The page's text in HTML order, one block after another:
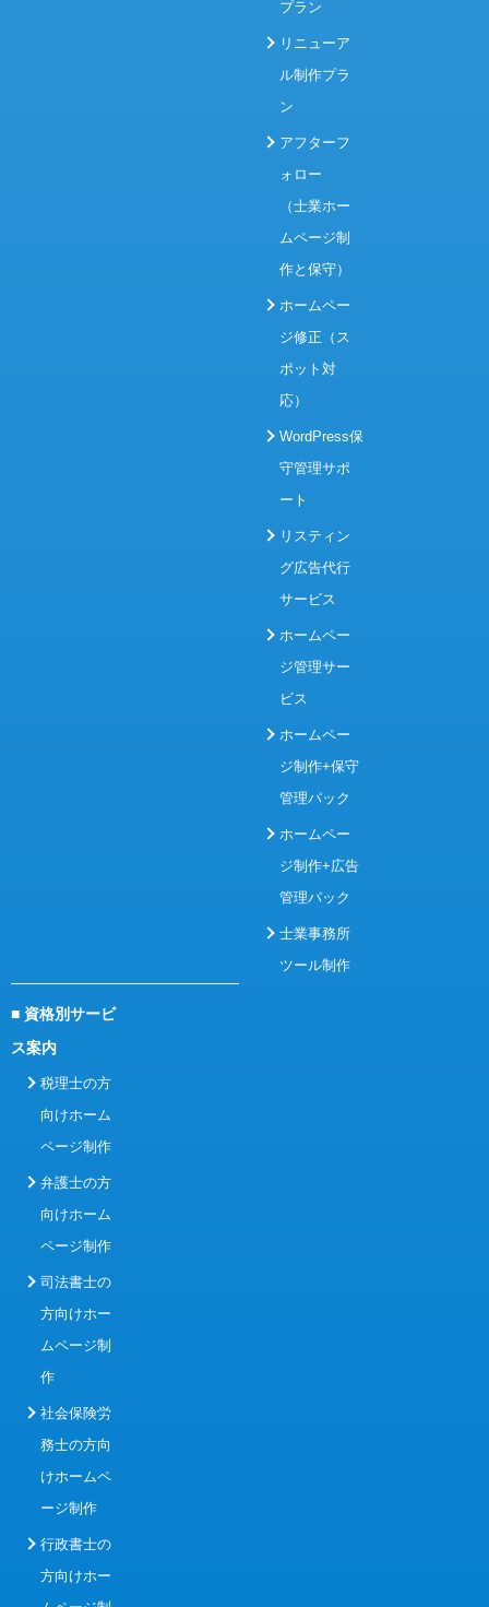
プラン
リニューア
ル制作プラ
ン
アフターフ
ォロー
（士業ホー
ムページ制
作と保守）
ホームペー
ジ修正（ス
ポット対
応）
WordPress保
守管理サポ
ート
リスティン
グ広告代行
サービス
ホームペー
ジ管理サー
ビス
ホームペー
ジ制作+保守
管理パック
ホームペー
ジ制作+広告
管理パック
士業事務所
ツール制作
■ 資格別サービ
ス案内
税理士の方
向けホーム
ページ制作
弁護士の方
向けホーム
ページ制作
司法書士の
方向けホー
ムページ制
作
社会保険労
務士の方向
けホームペ
ージ制作
行政書士の
方向けホー